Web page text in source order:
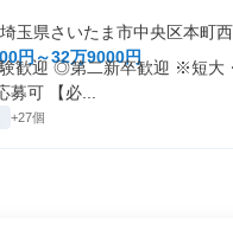
玉県さいたま市中央区本町西
円～32万9000円
歓迎 ◎第二新卒歓迎 ※短大
募可 【必...
+27個